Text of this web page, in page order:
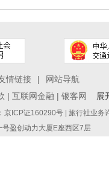
情链接 |
网站导航
| 互联网金融 | 银客网 展
ICP证160290号 | 旅行社业务
盈创动力大厦E座西区7层